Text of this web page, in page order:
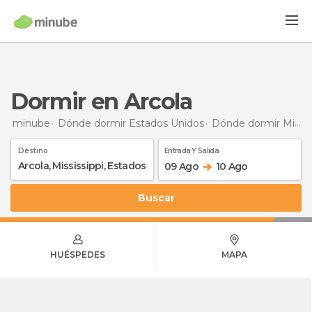
Dormir en Arcola
minube Dónde dormir Estados Unidos Dónde dormir Mississippi
Destino Entrada Y Salida
09 Ago 10 Ago
Buscar
HUÉSPEDES MAPA